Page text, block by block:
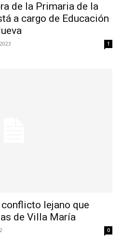
de la Primaria de la
a cargo de Educación
1
conflicto lejano que
de Villa María
0